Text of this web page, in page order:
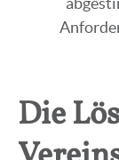
Die